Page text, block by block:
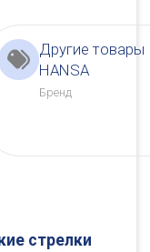
Другие товары
HANSA
Бренд
стрелки